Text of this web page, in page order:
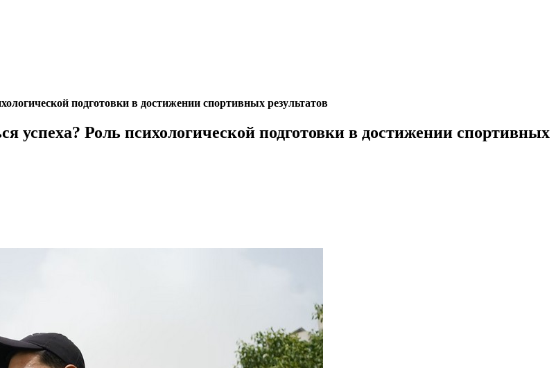
подготовки в достижении спортивных результатов
успеха? Роль психологической подготовки в достижении спортивных